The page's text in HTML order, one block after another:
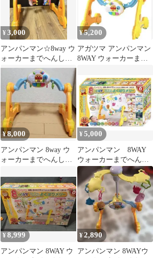
¥3,000
アンパンマン☆8way ウ
ォーカーまでへんし
ん！よくばりメリー
¥5,200
アガツマ アンパンマン
8WAY ウォーカーまで
リー
¥8,000
アンパンマン 8way ウ
ォーカーまでへんし
¥5,000
アンパンマン 8WAY
ウォーカーまでへんし
んよくばり メリー
¥8,999
アンパンマン 8WAY ウ
¥2,890
アンパンマン 8WAYウ